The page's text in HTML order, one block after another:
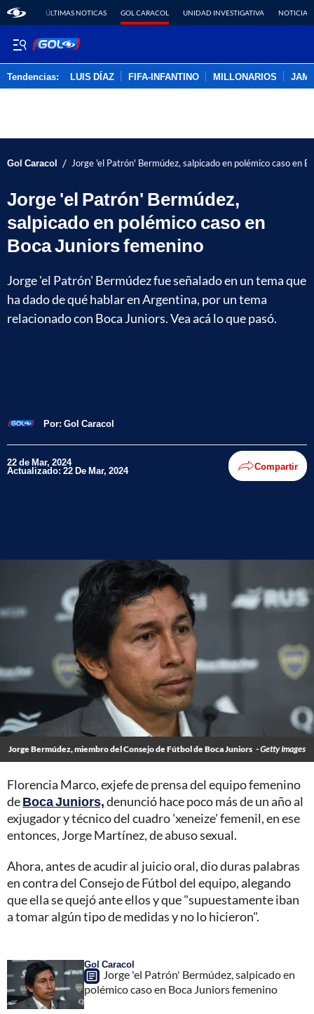
ÚLTIMAS NOTICAS GOL CARACOL UNIDAD INVESTIGATIVA NOTICIAS
Tendencias: LUIS DÍAZ FIFA-INFANTINO MILLONARIOS
Gol Caracol / Jorge 'el Patrón' Bermúdez, salpicado en polémico caso en
Jorge 'el Patrón' Bermúdez,
salpicado en polémico caso en
Boca Juniors femenino
Jorge 'el Patrón' Bermúdez fue señalado en un tema que
ha dado de qué hablar en Argentina, por un tema
relacionado con Boca Juniors. Vea acá lo que pasó.
Por: Gol Caracol
22 de Mar, 2024
Actualizado: 22 De Mar, 2024 Compartir
Jorge Bermúdez, miembro del Consejo de Fútbol de Boca Juniors - Getty Images
Florencia Marco, exjefe de prensa del equipo femenino
deBoca Juniors,denunció hace poco más de un año al
exjugador y técnico del cuadro 'xeneize' femenil, en ese
entonces, Jorge Martínez, de abuso sexual.
Ahora, antes de acudir al juicio oral, dio duras palabras
en contra del Consejo de Fútbol del equipo, alegando
que ella se quejó ante ellos y que "supuestamente iban
a tomar algún tipo de medidas y no lo hicieron".
Gol Caracol
Jorge 'el Patrón' Bermúdez, salpicado en
polémico caso en Boca Juniors femenino